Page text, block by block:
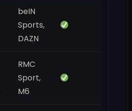
beIN
Sports,
DAZN
RMC
Sport,
M6